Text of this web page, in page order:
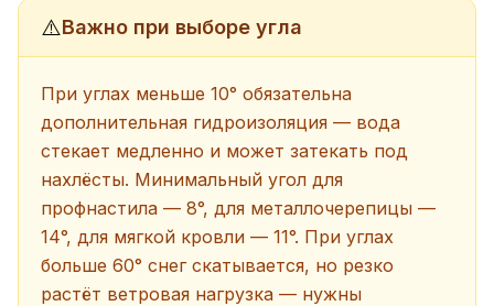
⚠️Важно при выборе угла
При углах меньше 10° обязательна
дополнительная гидроизоляция — вода
стекает медленно и может затекать под
нахлёсты. Минимальный угол для
профнастила — 8°, для металлочерепицы —
14°, для мягкой кровли — 11°. При углах
больше 60° снег скатывается, но резко
растёт ветровая нагрузка — нужны